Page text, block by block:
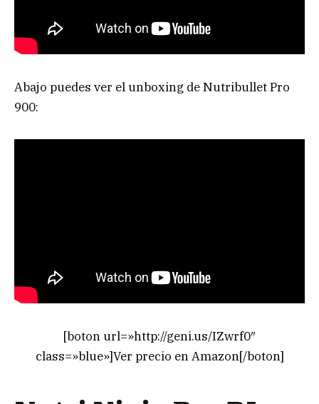
Abajo puedes ver el unboxing de Nutribullet Pro
900:
[boton url=»http://geni.us/IZwrf0″
class=»blue»]Ver precio en Amazon[/boton]